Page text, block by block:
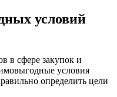
условий
в сфере закупок и
условия
определить цели